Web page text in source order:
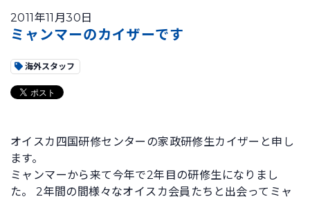
2011年11月30日
ミャンマーのカイザーです
海外スタッフ
オイスカ四国研修センターの家政研修生カイザーと申し
ます。
ミャンマーから来て今年で2年目の研修生になりまし
た。 2年間の間様々なオイスカ会員たちと出会ってミャ